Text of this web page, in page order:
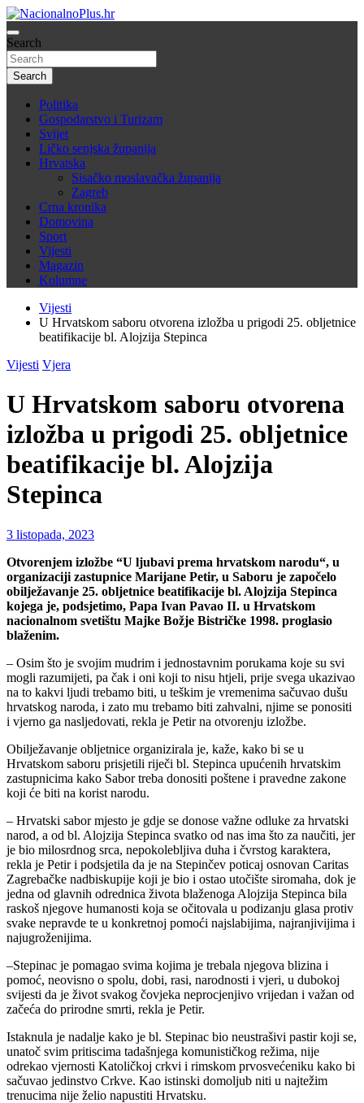
Skip
to
content
NacionalnoPlus.hr
Nacija želi znati više
Search
Search
Politika
Gospodarstvo i Turizam
Svijet
Ličko senjska županija
Hrvatska
Sisačko moslavačka županija
Zagreb
Crna kronika
Domovina
Sport
Vijesti
Magazin
Kolumne
Vijesti
U Hrvatskom saboru otvorena izložba u prigodi 25. obljetnice
beatifikacije bl. Alojzija Stepinca
Vijesti Vjera
U Hrvatskom saboru otvorena
izložba u prigodi 25. obljetnice
beatifikacije bl. Alojzija
Stepinca
3 listopada, 2023
Otvorenjem izložbe “U ljubavi prema hrvatskom narodu“, u
organizaciji zastupnice Marijane Petir, u Saboru je započelo
obilježavanje 25. obljetnice beatifikacije bl. Alojzija Stepinca
kojega je, podsjetimo, Papa Ivan Pavao II. u Hrvatskom
nacionalnom svetištu Majke Božje Bistričke 1998. proglasio
blaženim.
– Osim što je svojim mudrim i jednostavnim porukama koje su svi
mogli razumijeti, pa čak i oni koji to nisu htjeli, prije svega ukazivao
na to kakvi ljudi trebamo biti, u teškim je vremenima sačuvao dušu
hrvatskog naroda, i zato mu trebamo biti zahvalni, njime se ponositi
i vjerno ga nasljedovati, rekla je Petir na otvorenju izložbe.
Obilježavanje obljetnice organizirala je, kaže, kako bi se u
Hrvatskom saboru prisjetili riječi bl. Stepinca upućenih hrvatskim
zastupnicima kako Sabor treba donositi poštene i pravedne zakone
koji će biti na korist narodu.
– Hrvatski sabor mjesto je gdje se donose važne odluke za hrvatski
narod, a od bl. Alojzija Stepinca svatko od nas ima što za naučiti, jer
je bio milosrdnog srca, nepokolebljiva duha i čvrstog karaktera,
rekla je Petir i podsjetila da je na Stepinčev poticaj osnovan Caritas
Zagrebačke nadbiskupije koji je bio i ostao utočište siromaha, dok je
jedna od glavnih odrednica života blaženoga Alojzija Stepinca bila
raskoš njegove humanosti koja se očitovala u podizanju glasa protiv
svake nepravde te u konkretnoj pomoći najslabijima, najranjivijima i
najugroženijima.
–Stepinac je pomagao svima kojima je trebala njegova blizina i
pomoć, neovisno o spolu, dobi, rasi, narodnosti i vjeri, u dubokoj
svijesti da je život svakog čovjeka neprocjenjivo vrijedan i važan od
začeća do prirodne smrti, rekla je Petir.
Istaknula je nadalje kako je bl. Stepinac bio neustrašivi pastir koji se,
unatoč svim pritiscima tadašnjega komunističkog režima, nije
odrekao vjernosti Katoličkoj crkvi i rimskom prvosvećeniku kako bi
sačuvao jedinstvo Crkve. Kao istinski domoljub niti u najtežim
trenucima nije želio napustiti Hrvatsku.